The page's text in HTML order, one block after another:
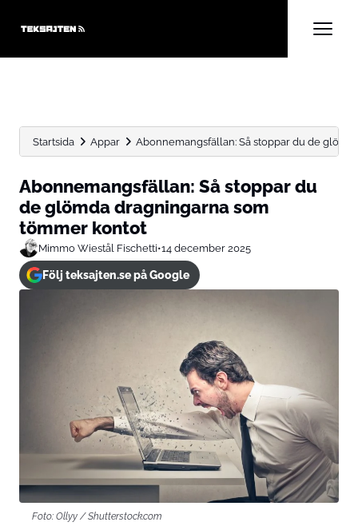
Startsida Appar Abonnemangsfällan: Så stoppar du de
Abonnemangsfällan: Så stoppar du
de glömda dragningarna som
tömmer kontot
Mimmo Wiestål Fischetti•14 december 2025
Följ teksajten.se på Google
Foto: Ollyy / Shutterstock.com